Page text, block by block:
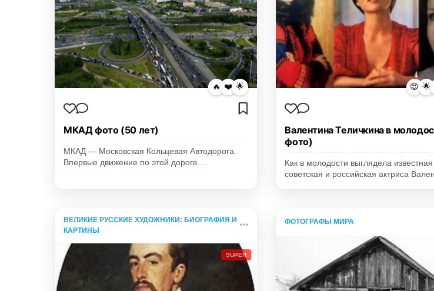
🔥 ❤️ 🌟
МКАД фото (50 лет)
МКАД — Московская Кольцевая Автодорога.
Впервые движение по этой дороге…
😍 🌟
Валентина Теличкина в
фото)
Как в молодости выглядела известная
советская и российская актриса
ВЕЛИКИЕ РУССКИЕ ХУДОЖНИКИ: БИОГРАФИЯ И
КАРТИНЫ
SUPER
ФОТОГРАФЫ МИРА